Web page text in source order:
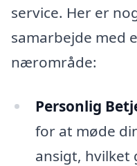
service. Her er
samarbejde med
nærområde:
Personlig
for at møde
ansigt, hvilket